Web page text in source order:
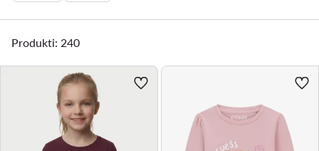
Produkti: 240